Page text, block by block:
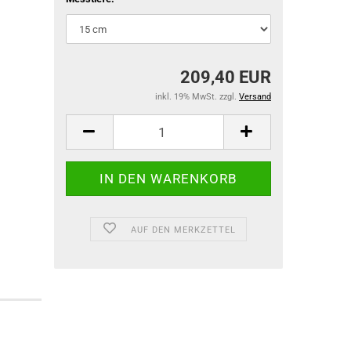
209,40 EUR
inkl. 19% MwSt. zzgl. Versand
AUF DEN MERKZETTEL